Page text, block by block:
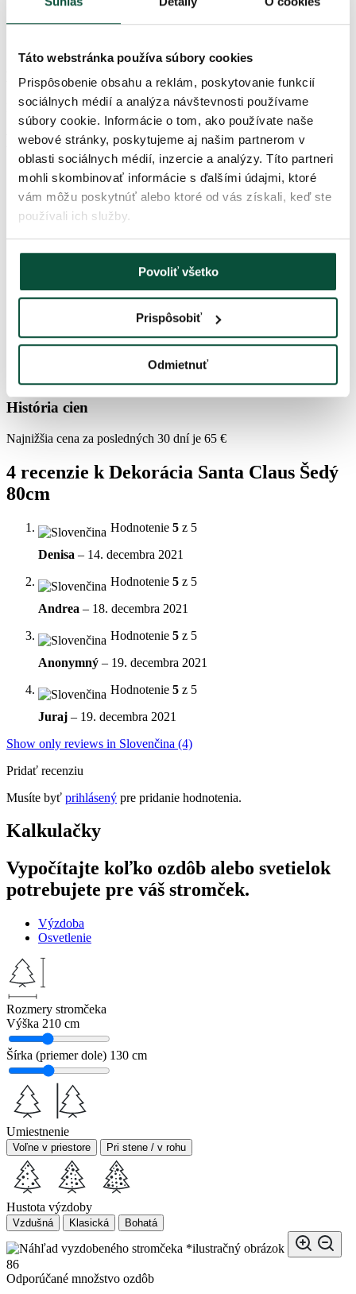
Táto webstránka používa súbory cookies
Prispôsobenie obsahu a reklám, poskytovanie funkcií
sociálnych médií a analýza návštevnosti používame
súbory cookie. Informácie o tom, ako používate naše
webové stránky, poskytujeme aj našim partnerom v
oblasti sociálnych médií, inzercie a analýzy. Títo partneri
mohli skombinovať informácie s ďalšími údajmi, ktoré
vám môžu poskytnúť alebo ktoré od vás získali, keď ste
používali ich služby.
Povoliť všetko
Prispôsobiť
Odmietnuť
História cien
Najnižšia cena za posledných 30 dní je65€
Parametre produktu
Výška (so stojanom) 80cm
37,5cm
70%textil, 30%plast
História cien
Najnižšia cena za posledných 30 dní je 65 €
4 recenzie k Dekorácia Santa Claus Šedý
80cm
Hodnotenie 5 z 5
Denisa – 14. decembra 2021
Hodnotenie 5 z 5
Andrea – 18. decembra 2021
Hodnotenie 5 z 5
Anonymný – 19. decembra 2021
Hodnotenie 5 z 5
Juraj – 19. decembra 2021
Show only reviews in Slovenčina (4)
Pridať recenziu
Musíte byť prihlásený pre pridanie hodnotenia.
Kalkulačky
Vypočítajte koľko ozdôb alebo svetielok
potrebujete pre váš stromček.
Výzdoba
Osvetlenie
Rozmery stromčeka
Výška 210 cm
Šírka (priemer dole) 130 cm
Umiestnenie
Voľne v priestore Pri stene / v rohu
Hustota výzdoby
Vzdušná Klasická Bohatá
*ilustračný obrázok
86
Odporúčané množstvo ozdôb